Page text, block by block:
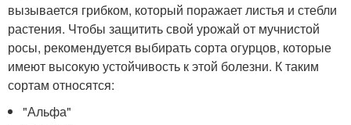
вызывается грибком, который поражает листья и стебли
растения. Чтобы защитить свой урожай от мучнистой
росы, рекомендуется выбирать сорта огурцов, которые
имеют высокую устойчивость к этой болезни. К таким
сортам относятся:
"Альфа"